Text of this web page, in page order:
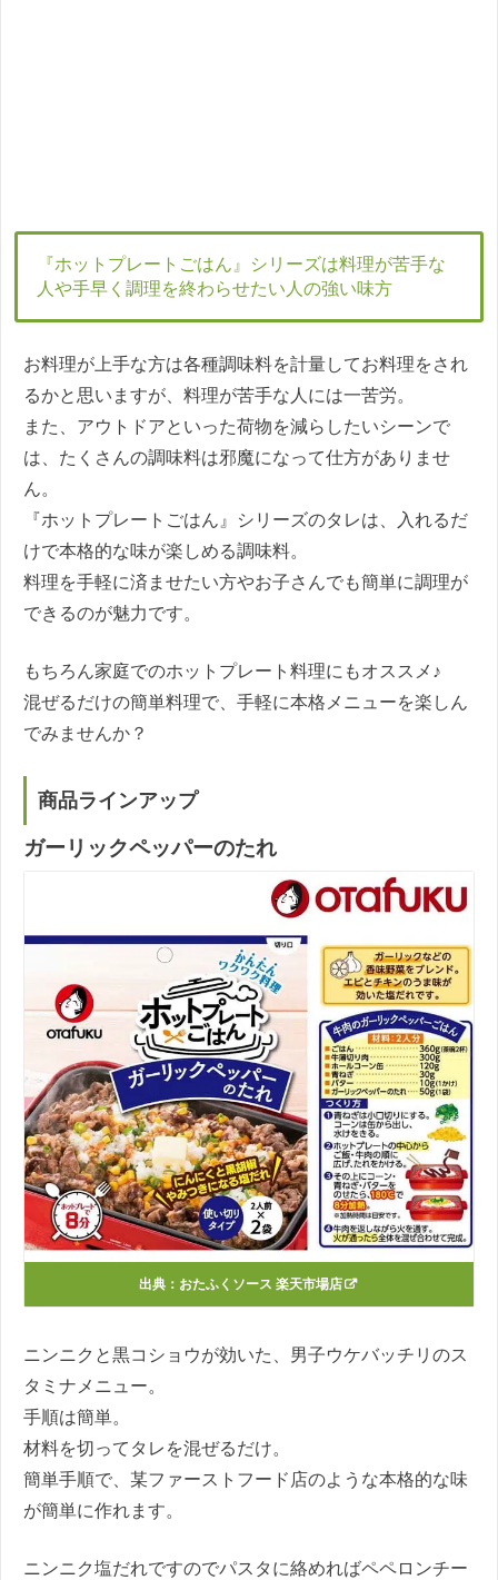
『ホットプレートごはん』シリーズは料理が苦手な
人や手早く調理を終わらせたい人の強い味方
お料理が上手な方は各種調味料を計量してお料理をされ
るかと思いますが、料理が苦手な人には一苦労。
また、アウトドアといった荷物を減らしたいシーンで
は、たくさんの調味料は邪魔になって仕方がありませ
ん。
『ホットプレートごはん』シリーズのタレは、入れるだ
けで本格的な味が楽しめる調味料。
料理を手軽に済ませたい方やお子さんでも簡単に調理が
できるのが魅力です。
もちろん家庭でのホットプレート料理にもオススメ♪
混ぜるだけの簡単料理で、手軽に本格メニューを楽しん
でみませんか？
商品ラインアップ
ガーリックペッパーのたれ
出典： おたふくソース 楽天市場店
ニンニクと黒コショウが効いた、男子ウケバッチリのス
タミナメニュー。
手順は簡単。
材料を切ってタレを混ぜるだけ。
簡単手順で、某ファーストフード店のような本格的な味
が簡単に作れます。
ニンニク塩だれですのでパスタに絡めればペペロンチー